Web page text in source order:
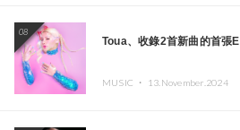
08
Toua、收錄2首新曲的首張
MUSIC ・ 13.November.2024